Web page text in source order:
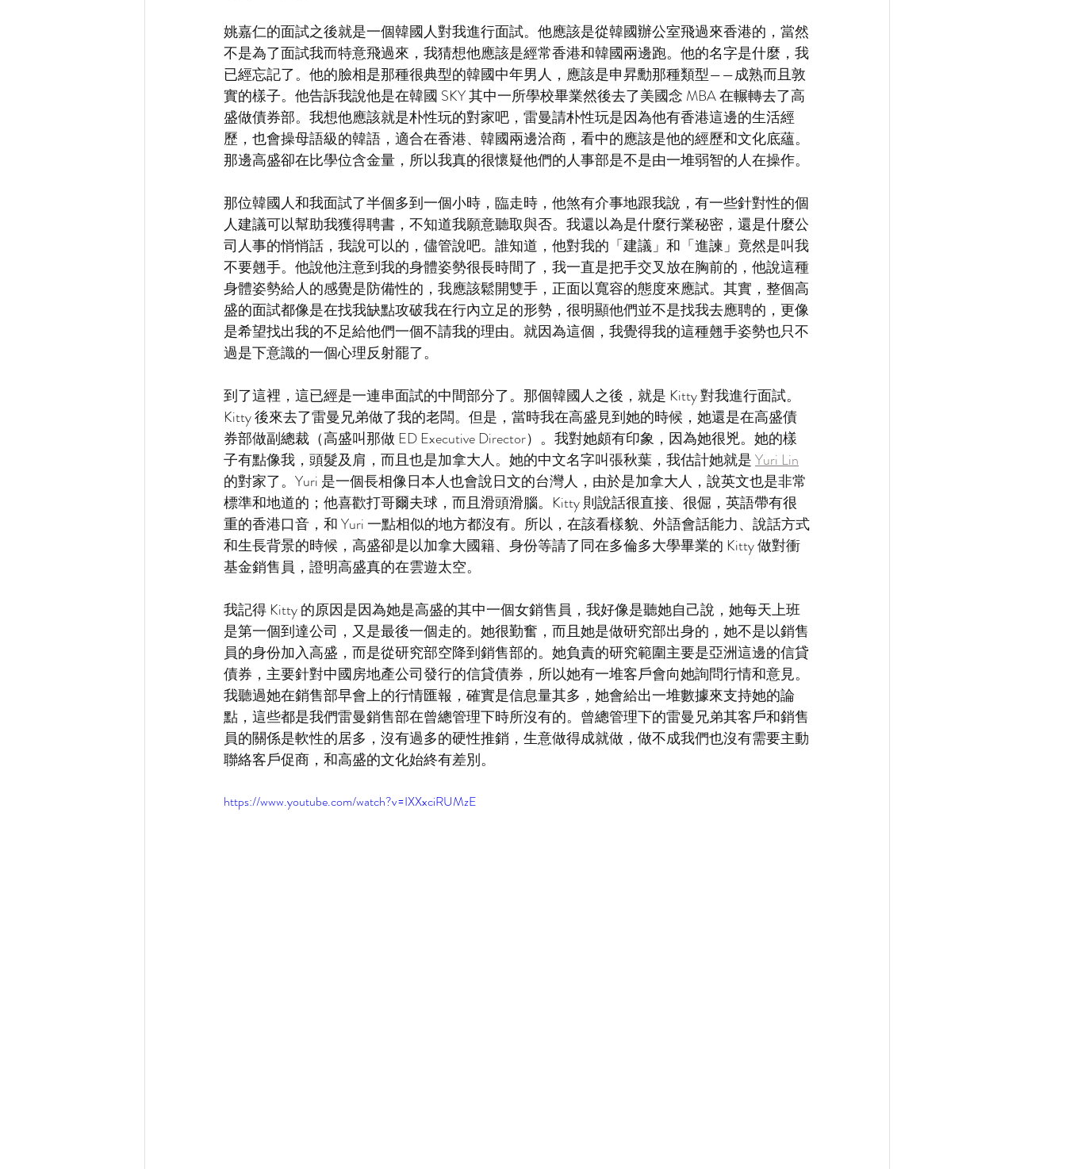
姚嘉仁的面試之後就是一個韓國人對我進行面試。他應該是從韓國辦公室飛過來香港的，當然
不是為了面試我而特意飛過來，我猜想他應該是經常香港和韓國兩邊跑。他的名字是什麼，我
已經忘記了。他的臉相是那種很典型的韓國中年男人，應該是申昇勳那種類型——成熟而且敦
實的樣子。他告訴我說他是在韓國 SKY 其中一所學校畢業然後去了美國念 MBA 在輾轉去了高
盛做債券部。我想他應該就是朴性玩的對家吧，雷曼請朴性玩是因為他有香港這邊的生活經
歷，也會操母語級的韓語，適合在香港、韓國兩邊洽商，看中的應該是他的經歷和文化底蘊。
那邊高盛卻在比學位含金量，所以我真的很懷疑他們的人事部是不是由一堆弱智的人在操作。
那位韓國人和我面試了半個多到一個小時，臨走時，他煞有介事地跟我說，有一些針對性的個
人建議可以幫助我獲得聘書，不知道我願意聽取與否。我還以為是什麼行業秘密，還是什麼公
司人事的悄悄話，我說可以的，儘管說吧。誰知道，他對我的「建議」和「進諫」竟然是叫我
不要翹手。他說他注意到我的身體姿勢很長時間了，我一直是把手交叉放在胸前的，他說這種
身體姿勢給人的感覺是防備性的，我應該鬆開雙手，正面以寬容的態度來應試。其實，整個高
盛的面試都像是在找我缺點攻破我在行內立足的形勢，很明顯他們並不是找我去應聘的，更像
是希望找出我的不足給他們一個不請我的理由。就因為這個，我覺得我的這種翹手姿勢也只不
過是下意識的一個心理反射罷了。
到了這裡，這已經是一連串面試的中間部分了。那個韓國人之後，就是 Kitty 對我進行面試。
Kitty 後來去了雷曼兄弟做了我的老闆。但是，當時我在高盛見到她的時候，她還是在高盛債
券部做副總裁（高盛叫那做 ED Executive Director）。我對她頗有印象，因為她很兇。她的樣
子有點像我，頭髮及肩，而且也是加拿大人。她的中文名字叫張秋葉，我估計她就是 Yuri Lin
的對家了。Yuri 是一個長相像日本人也會說日文的台灣人，由於是加拿大人，說英文也是非常
標準和地道的；他喜歡打哥爾夫球，而且滑頭滑腦。Kitty 則說話很直接、很倔，英語帶有很
重的香港口音，和 Yuri 一點相似的地方都沒有。所以，在該看樣貌、外語會話能力、說話方式
和生長背景的時候，高盛卻是以加拿大國籍、身份等請了同在多倫多大學畢業的 Kitty 做對衝
基金銷售員，證明高盛真的在雲遊太空。
我記得 Kitty 的原因是因為她是高盛的其中一個女銷售員，我好像是聽她自己說，她每天上班
是第一個到達公司，又是最後一個走的。她很勤奮，而且她是做研究部出身的，她不是以銷售
員的身份加入高盛，而是從研究部空降到銷售部的。她負責的研究範圍主要是亞洲這邊的信貸
債券，主要針對中國房地產公司發行的信貸債券，所以她有一堆客戶會向她詢問行情和意見。
我聽過她在銷售部早會上的行情匯報，確實是信息量其多，她會給出一堆數據來支持她的論
點，這些都是我們雷曼銷售部在曾總管理下時所沒有的。曾總管理下的雷曼兄弟其客戶和銷售
員的關係是軟性的居多，沒有過多的硬性推銷，生意做得成就做，做不成我們也沒有需要主動
聯絡客戶促商，和高盛的文化始終有差別。
https://www.youtube.com/watch?v=IXXxciRUMzE